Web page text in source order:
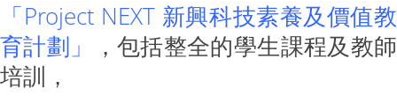
「Project NEXT 新興科技素養及價值教
育計劃」
，包括整全的學生課程及教師
培訓，